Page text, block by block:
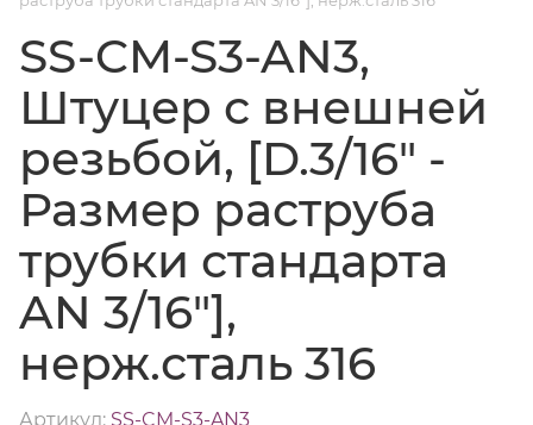
SS-CM-S3-AN3,
Штуцер с внешней
резьбой, [D.3/16" -
Размер раструба
трубки стандарта
AN 3/16"],
нерж.сталь 316
Артикул: SS-CM-S3-AN3